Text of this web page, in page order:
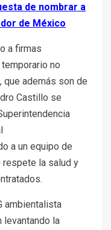
de nombrar a
de México
a firmas
no
además son de
Castillo se
a un equipo de
la salud y
ambientalista
levantando la